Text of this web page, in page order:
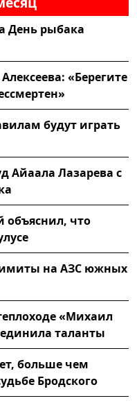
День рыбака
«Берегите
будут играть
Айаала Лазарева с
объяснил, что
на АЗС южных
«Михаил
таланты
больше чем
Бродского